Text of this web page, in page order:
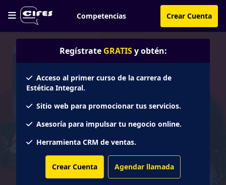
Competencias Crear Cuenta
Regístrate GRATIS y obtén:
Acceso al primer curso de la carrera de
Estética Integral.
Sitio web para promocionar tus servicios.
Asesoría para impulsar tu negocio online.
Herramienta CRM de ventas.
Crear Cuenta Agendar llamada